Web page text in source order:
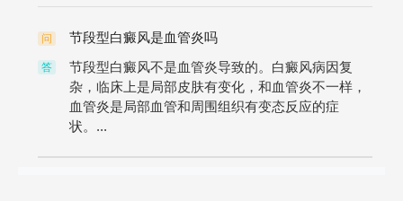
问 节段型白癜风是血管炎吗
答
节段型白癜风不是血管炎导致的。白癜风病因复
杂，临床上是局部皮肤有变化，和血管炎不一样，
血管炎是局部血管和周围组织有变态反应的症
状。...